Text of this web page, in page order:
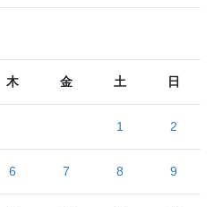
木 金 土 日
1 2
6 7 8 9